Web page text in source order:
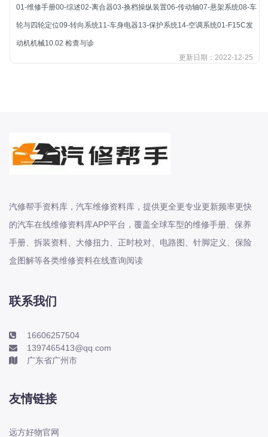
宝马
宝骏
宾利
本田
本田-东风本田
本田-广州本田
标致
标致-进口
比亚迪
比亚迪商用车
比速
01-维修手册00-综述02-离合器03-换档操纵装置06-传动轴07-悬架系统08-车
轮与四轮定位09-转向系统11-车身电器13-保护系统14-空调系统01-F15C发
动机机械10.02 检查与诊
更新日期：2022-12-25
汽修帮手资料库，汽车维修资料库，提供更全更专业更新频率更快
的汽车在线维修资料库APP平台，覆盖全球车型的维修手册、保养
手册、拆装资料、大修扭力、正时校对、电路图、针脚定义、保险
盒图解等各类维修资料在线查询阅读
联系我们
16606257504
1397465413@qq.com
广东省广州市
友情链接
远方好物官网